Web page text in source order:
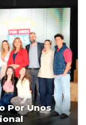
Por Unos